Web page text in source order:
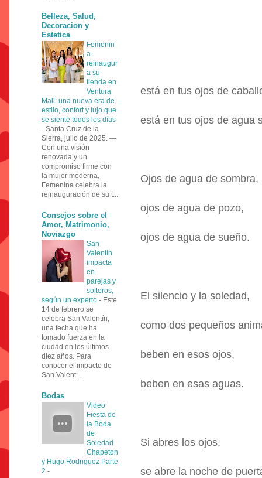
está en tus ojos de
está en tus ojos de agua
Ojos de agua de sombra,
ojos de agua de pozo,
ojos de agua de sueño.
El silencio y la soledad,
como dos pequeños
beben en esos ojos,
beben en esas aguas.
Si abres los ojos,
se abre la noche de
Belleza, Salud,
Decoracion y
Estetica
Femenin
a
reinaugur
a su
tienda en
Ventura
Mall: una nueva era de
estilo, confort y lujo que
se siente todos los días
- Santa Cruz de la
Sierra, julio de 2025. —
Con una visión
renovada y un
compromiso firme con
la mujer moderna,
Femenina celebra la
reinauguración de su t...
Consejos sobre el
Amor, Matrimonio,
Noviazgo
San
Valentín
impacta
en
parejas y
solteros,
según un experto - Este
14 de febrero se
celebra San Valentín,
una fecha que ha
tomado fuerza en la
ciudad en los últimos
diez años. Para
conocer el impacto de
San Valent...
Bodas
Video
Fiesta de
la Boda
de
Soledad
Chapeton
y Hugo Rodriguez Parte
2 -